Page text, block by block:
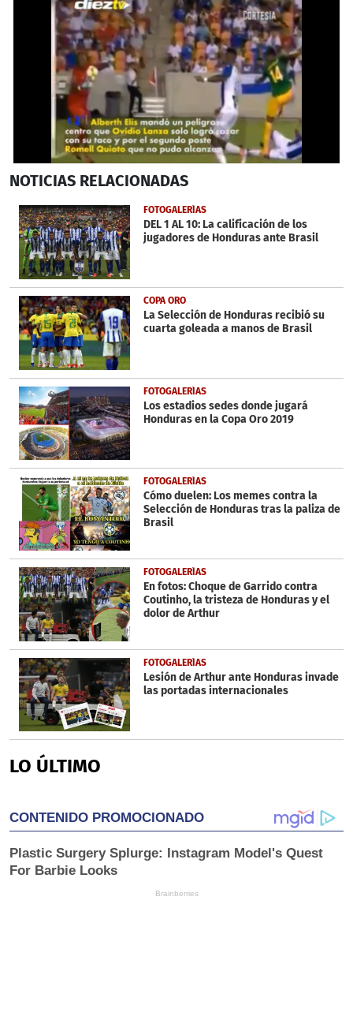
seconds
1
minute,
24
seconds
NOTICIAS RELACIONADAS
FOTOGALERÍAS
DEL 1 AL 10: La calificación de los
jugadores de Honduras ante Brasil
COPA ORO
La Selección de Honduras recibió su
cuarta goleada a manos de Brasil
FOTOGALERÍAS
Los estadios sedes donde jugará
Honduras en la Copa Oro 2019
FOTOGALERÍAS
Cómo duelen: Los memes contra la
Selección de Honduras tras la paliza de
Brasil
FOTOGALERÍAS
En fotos: Choque de Garrido contra
Coutinho, la tristeza de Honduras y el
dolor de Arthur
FOTOGALERÍAS
Lesión de Arthur ante Honduras invade
las portadas internacionales
LO ÚLTIMO